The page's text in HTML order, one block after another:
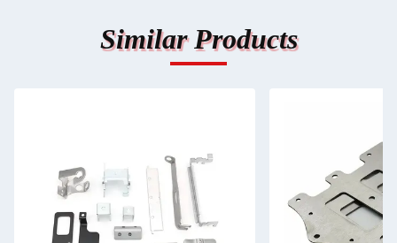
Similar Products